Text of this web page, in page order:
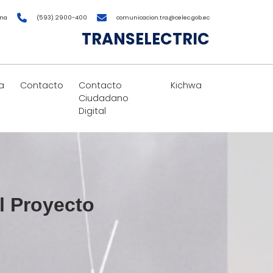
(593) 2900-400 comunicacion.tra@celec.gob.ec
TRANSELECTRIC
Contacto
Contacto
Ciudadano
Digital
Kichwa
Proyecto